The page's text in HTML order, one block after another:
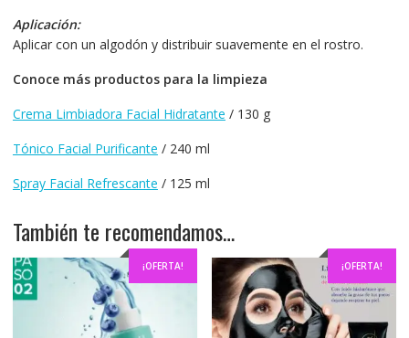
Aplicación:
Aplicar con un algodón y distribuir suavemente en el rostro.
Conoce más productos para la limpieza
Crema Limbiadora Facial Hidratante / 130 g
Tónico Facial Purificante / 240 ml
Spray Facial Refrescante / 125 ml
También te recomendamos…
¡OFERTA! ¡OFERTA!